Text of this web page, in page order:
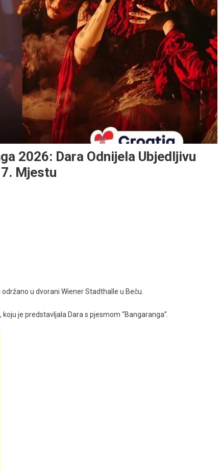
2026: Dara Odnijela Ubjedljivu
Mjestu
u dvorani Wiener Stadthalle u Beču.
je predstavljala Dara s pjesmom “Bangaranga”.